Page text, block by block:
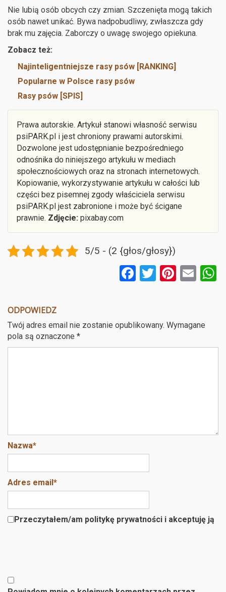
Nie lubią osób obcych czy zmian. Szczenięta mogą takich
osób nawet unikać. Bywa nadpobudliwy, zwłaszcza gdy
brak mu zajęcia. Zaborczy o uwagę swojego opiekuna.
Zobacz też:
Najinteligentniejsze rasy psów [RANKING]
Popularne w Polsce rasy psów
Rasy psów [SPIS]
Prawa autorskie. Artykuł stanowi własność serwisu
psiPARK.pl i jest chroniony prawami autorskimi.
Dozwolone jest udostępnianie bezpośredniego
odnośnika do niniejszego artykułu w mediach
społecznościowych oraz na stronach internetowych.
Kopiowanie, wykorzystywanie artykułu w całości lub
części bez pisemnej zgody właściciela serwisu
psiPARK.pl jest zabronione i może być ścigane
prawnie. Zdjęcie: pixabay.com
5/5 - (2 {głos/głosy})
F
b
o
T
er
Pi
es
E
ODPOWIEDZ
Twój adres email nie zostanie opublikowany. Wymagane
pola są oznaczone *
Nazwa*
Adres email*
Przeczytałem/am politykę prywatności i akceptuję ją